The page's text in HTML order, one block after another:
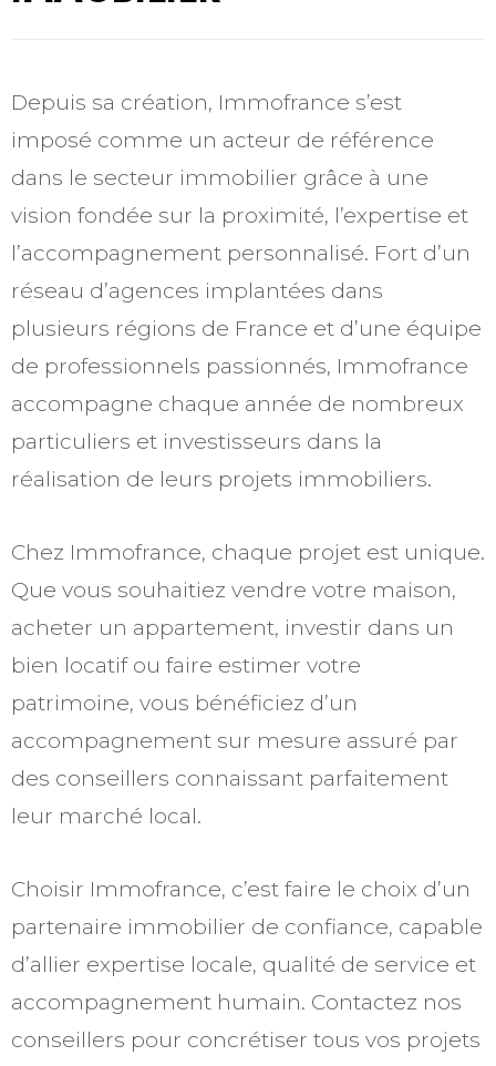
Depuis sa création, Immofrance s’est
imposé comme un acteur de référence
dans le secteur immobilier grâce à une
vision fondée sur la proximité, l’expertise et
l’accompagnement personnalisé. Fort d’un
réseau d’agences implantées dans
plusieurs régions de France et d’une équipe
de professionnels passionnés, Immofrance
accompagne chaque année de nombreux
particuliers et investisseurs dans la
réalisation de leurs projets immobiliers.
Chez Immofrance, chaque projet est unique.
Que vous souhaitiez vendre votre maison,
acheter un appartement, investir dans un
bien locatif ou faire estimer votre
patrimoine, vous bénéficiez d’un
accompagnement sur mesure assuré par
des conseillers connaissant parfaitement
leur marché local.
Choisir Immofrance, c’est faire le choix d’un
partenaire immobilier de confiance, capable
d’allier expertise locale, qualité de service et
accompagnement humain. Contactez nos
conseillers pour concrétiser tous vos projets